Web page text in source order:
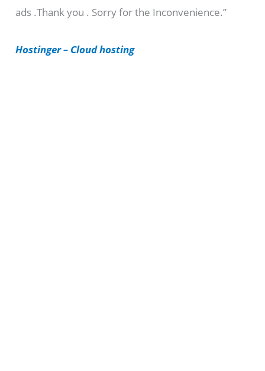
r
e
ads .Thank you . Sorry for the Inconvenience.”
Hostinger – Cloud hosting